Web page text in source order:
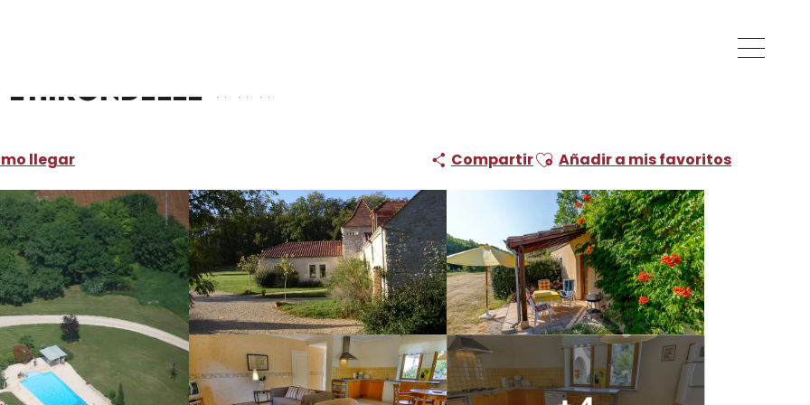
L'Hirondelle
llegar CompartirAjouter aux favoris
Añadir a mis favoritos